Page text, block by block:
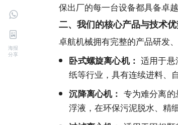
海报
分享
保出厂的每一台设备都具备卓
二、我们的核心产品与技术
卓航机械拥有完整的产品研发
卧式螺旋离心机： 适用于
纸等行业，具有连续进料、
沉降离心机： 专为难分离
浮液，在环保污泥脱水、精